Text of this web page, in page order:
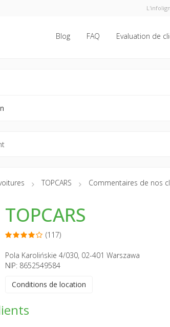
Blog FAQ Evaluation de
TOPCARS Commentaires de nos
TOPCARS
(117)
Pola Karolińskie 4/030, 02-401 Warszawa
NIP: 8652549584
Conditions de location